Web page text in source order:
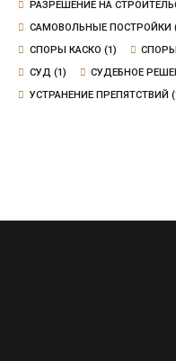
РАЗРЕШЕНИЕ НА
САМОВОЛЬНЫЕ ПОСТРОЙКИ
СПОРЫ КАСКО (1)
СУД (1) СУДЕБНОЕ
УСТРАНЕНИЕ ПРЕПЯТСТВИЙ